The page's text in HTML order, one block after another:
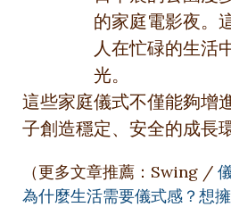
的家庭電影夜。
人在忙碌的生活
光。
這些家庭儀式不僅能夠增
子創造穩定、安全的成長
（更多文章推薦：Swing /
為什麼生活需要儀式感？想